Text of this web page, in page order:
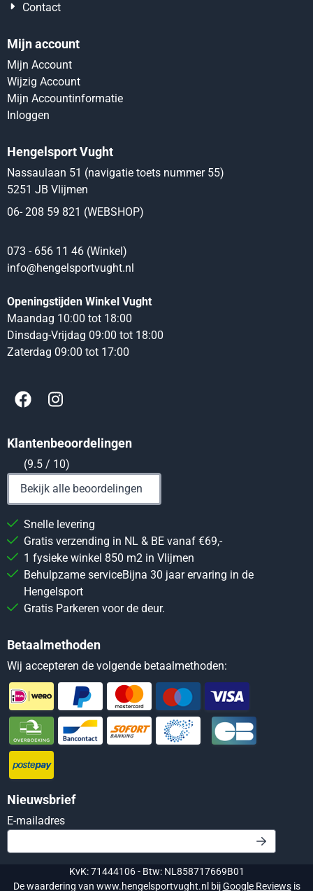
Contact
Mijn account
Mijn Account
Wijzig Account
Mijn Accountinformatie
Inloggen
Hengelsport Vught
Nassaulaan 51 (navigatie toets nummer 55)
5251 JB Vlijmen
06- 208 59 821 (WEBSHOP)
073 - 656 11 46 (Winkel)
info@hengelsportvught.nl
Openingstijden Winkel Vught
Maandag 10:00 tot 18:00
Dinsdag-Vrijdag 09:00 tot 18:00
Zaterdag 09:00 tot 17:00
Klantenbeoordelingen
(9.5 / 10)
Bekijk alle beoordelingen
Snelle levering
Gratis verzending in NL & BE vanaf €69,-
1 fysieke winkel 850 m2 in Vlijmen
Behulpzame serviceBijna 30 jaar ervaring in de
Hengelsport
Gratis Parkeren voor de deur.
Betaalmethoden
Wij accepteren de volgende betaalmethoden:
Nieuwsbrief
E-mailadresVul je e-mailadres in voor de nieuwsbrief
KvK: 71444106 - Btw: NL858717669B01
De waardering van www.hengelsportvught.nl bijGoogle Reviewsis